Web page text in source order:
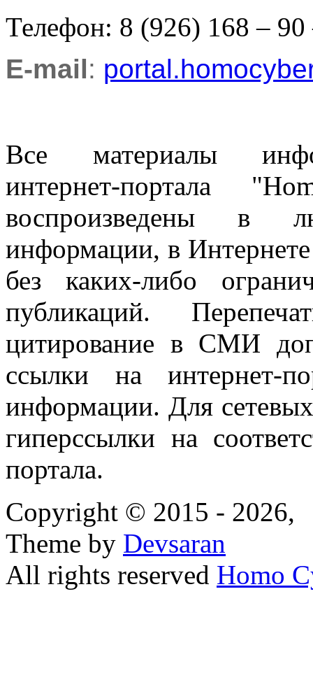
Телефон: 8 (926) 168 – 90
E-mail:
Все материалы
интернет-портала
воспроизведены в
информации, в
без каких-либо
публикаций.
цитирование в СМИ
ссылки на интернет-
информации. Для
гиперссылки на
портала.
Copyright © 2015 - 2026,
Theme by Devsaran
All rights reserved Homo